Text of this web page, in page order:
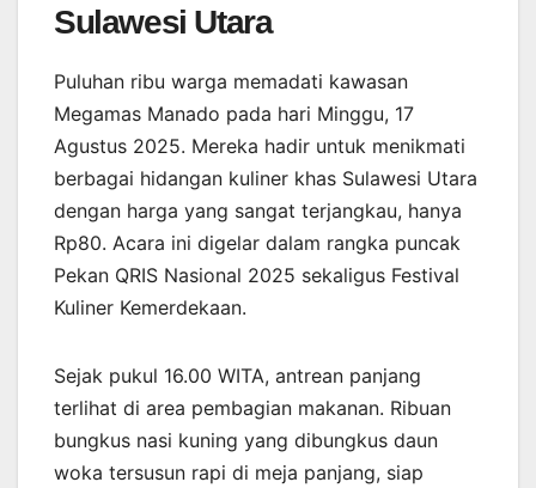
Sulawesi Utara
Puluhan ribu warga memadati kawasan
Megamas Manado pada hari Minggu, 17
Agustus 2025. Mereka hadir untuk menikmati
berbagai hidangan kuliner khas Sulawesi Utara
dengan harga yang sangat terjangkau, hanya
Rp80. Acara ini digelar dalam rangka puncak
Pekan QRIS Nasional 2025 sekaligus Festival
Kuliner Kemerdekaan.
Sejak pukul 16.00 WITA, antrean panjang
terlihat di area pembagian makanan. Ribuan
bungkus nasi kuning yang dibungkus daun
woka tersusun rapi di meja panjang, siap